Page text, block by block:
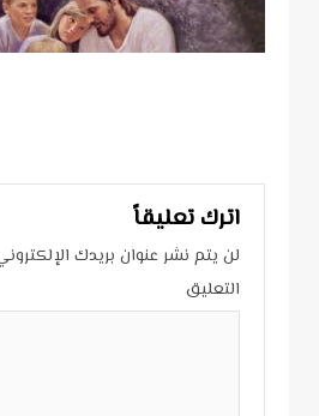
اترك تعليقاً
لن يتم نشر عنوان بريدك
التعليق